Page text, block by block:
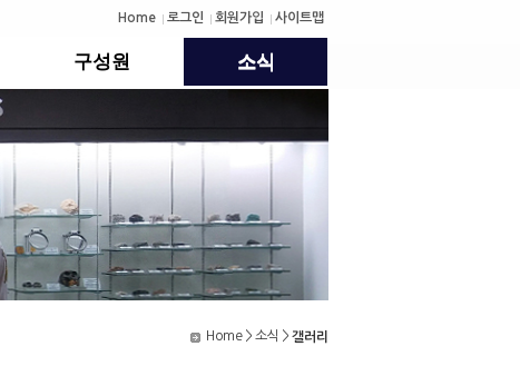
Home 로그인 회원가입 사이트맵
구성원 소식
Home > 소식 > 갤러리